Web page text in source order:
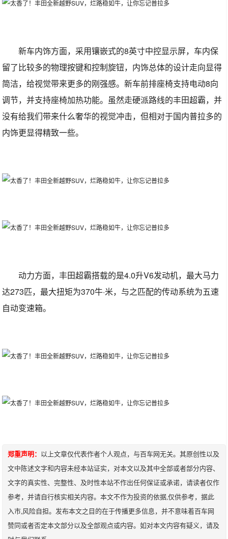
新车内饰方面，采用镶嵌式的8英寸中控显示屏，车内保
留了比较多的物理按键和控制旋钮，内饰总体的设计走向显得
简洁，给视觉带来更多的刚强感。新车前排座椅支持电动8向
调节，并支持座椅加热功能。虽然走硬派路线的丰田超霸，并
没有给我们带来什么奢华的视觉冲击，但相对于国内普拉多的
内饰更显得精致一些。
动力方面，丰田超霸搭载的是4.0升V6发动机，最大马力
达273匹，最大扭矩为370牛·米，与之匹配的传动系统为五速
自动变速箱。
郑重声明： 以上文章仅代表作者个人观点，与百车网无关。其原创性以及
文中陈述文字和内容未经本站证实，对本文以及其中全部或者部分内容、
文字的真实性、完整性、及时性本站不作出任何保证或承诺，请读者仅作
参考，并请自行核实相关内容。本文不作为投资的依据,仅供参考，据此
入市,风险自担。发布本文之目的在于传播更多信息，并不意味着百车网
赞同或者否定本文部分以及全部观点或内容。如对本文内容有疑义，请及